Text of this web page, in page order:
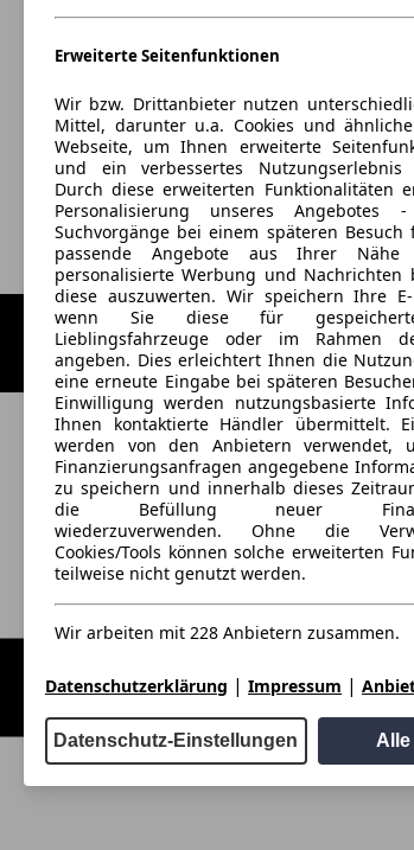
Erweiterte Seitenfunktionen
Wir bzw. Drittanbieter nutzen
Mittel, darunter u.a. Cookies und
Webseite, um Ihnen erweiterte
und ein verbessertes Nutzungserlebnis
Durch diese erweiterten Funktionalitäten
Personalisierung unseres
Suchvorgänge bei einem späteren Besuch
passende Angebote aus Ihrer Nähe
personalisierte Werbung und Nachrichten
diese auszuwerten. Wir speichern Ihre E-
wenn Sie diese für gespeicherte
Lieblingsfahrzeuge oder im Rahmen
angeben. Dies erleichtert Ihnen die
eine erneute Eingabe bei späteren
Einwilligung werden nutzungsbasierte
Ihnen kontaktierte Händler übermittelt.
werden von den Anbietern verwendet,
Finanzierungsanfragen angegebene
zu speichern und innerhalb dieses
die Befüllung neuer
wiederzuverwenden. Ohne die
Cookies/Tools können solche erweiterten
teilweise nicht genutzt werden.
Wir arbeiten mit 228 Anbietern zusammen.
Datenschutzerklärung | Impressum |
Datenschutz-Einstellungen Alle